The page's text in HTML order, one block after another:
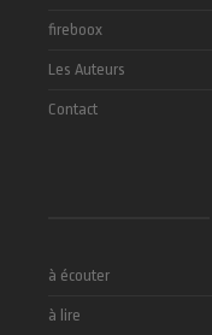
fireboox
Les Auteurs
Contact
à écouter
à lire